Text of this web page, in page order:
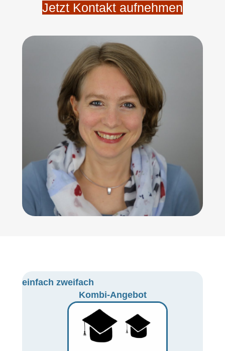
Jetzt Kontakt aufnehmen
einfach zweifach
Kombi-Angebot